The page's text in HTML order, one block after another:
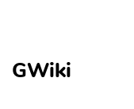
GWiki